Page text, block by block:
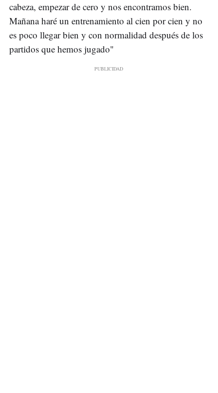
cabeza, empezar de cero y nos encontramos bien.
Mañana haré un entrenamiento al cien por cien y no
es poco llegar bien y con normalidad después de los
partidos que hemos jugado"